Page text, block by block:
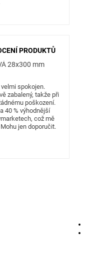
PRODUKTŮ
28x300 mm
spokojen.
zabalený, takže při
poškození.
40 % výhodnější
což mě
jen doporučit.